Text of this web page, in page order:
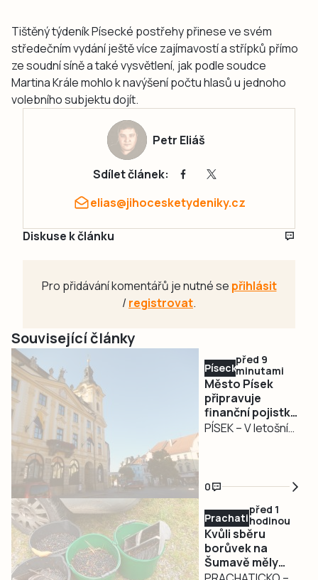
Tištěný týdeník Písecké postřehy přinese ve svém
středečním vydání ještě více zajímavostí a střípků přímo
ze soudní síně a také vysvětlení, jak podle soudce
Martina Krále mohlo k navýšení počtu hlasů u jednoho
volebního subjektu dojít.
Petr Eliáš
Sdílet článek:
elias@jihocesketydeniky.cz
Diskuse k článku
Pro přidávání komentářů je nutné se přihlásit
/registrovat.
Související články
Písecko
před 9
minutami
Město Písek
připravuje
finanční pojistku
kvůli časovému
PÍSEK – V letošním
se u části příjmů
města Písek,
zejména dotací,
pravděpodobně
posune jejich
proplacení do
0
Prachaticko
před 1
hodinou
Kvůli sběru
borůvek na
Šumavě měly
padnout i facky